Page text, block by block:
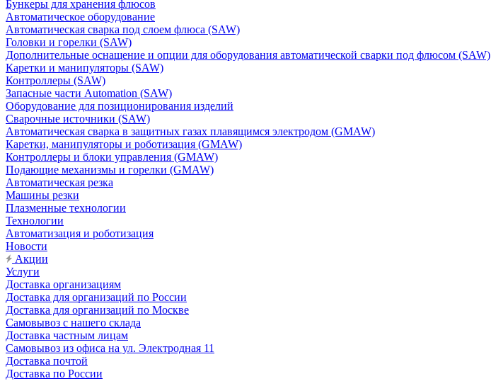
Бункеры для хранения флюсов
Автоматическое оборудование
Автоматическая сварка под слоем флюса (SAW)
Головки и горелки (SAW)
Дополнительные оснащение и опции для оборудования автоматической сварки под флюсом (SAW)
Каретки и манипуляторы (SAW)
Контроллеры (SAW)
Запасные части Automation (SAW)
Оборудование для позиционирования изделий
Сварочные источники (SAW)
Автоматическая сварка в защитных газах плавящимся электродом (GMAW)
Каретки, манипуляторы и роботизация (GMAW)
Контроллеры и блоки управления (GMAW)
Подающие механизмы и горелки (GMAW)
Автоматическая резка
Машины резки
Плазменные технологии
Технологии
Автоматизация и роботизация
Новости
Акции
Услуги
Доставка организациям
Доставка для организаций по России
Доставка для организаций по Москве
Самовывоз с нашего склада
Доставка частным лицам
Самовывоз из офиса на ул. Электродная 11
Доставка почтой
Доставка по России